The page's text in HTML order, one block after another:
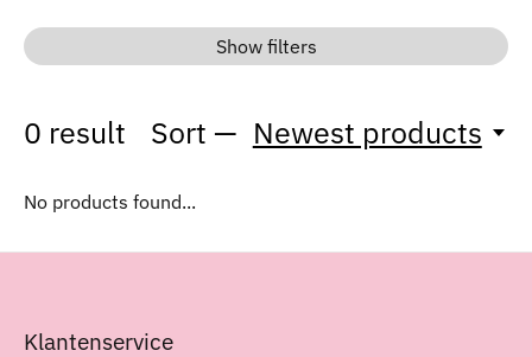
Show filters
0 result Sort — Newest products
No products found...
Klantenservice